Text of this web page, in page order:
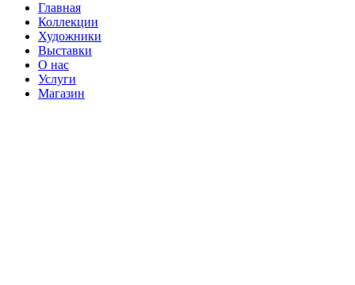
Главная
Коллекции
Художники
Выставки
О нас
Услуги
Магазин